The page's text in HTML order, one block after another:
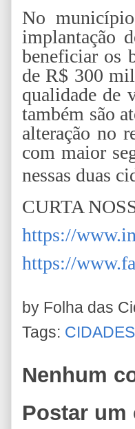
No
implantação
beneficiar os
de R$ 300
qualidade de
também são
alteração no
com maior
nessas duas
CURTA
https://
https://
by Folha das
Tags: CIDADES
Nenhum
Postar um